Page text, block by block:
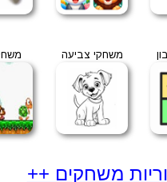
משחקי צביעה
משחקים ++